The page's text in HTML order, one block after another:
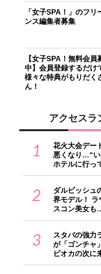
「女子SPA！」のフリ
ンス編集者募集
【女子SPA！無料会員
中】会員登録するだけ
様々な特典がもりだく
ん！
アクセスラ
1
花火大会デー
悪くなり…“い
ホテルに行っ
2
ダルビッシュ
界モデル！ ラ
スコン美女も
3
スタバの強力
が「ゴンチャ
ピオカの次に